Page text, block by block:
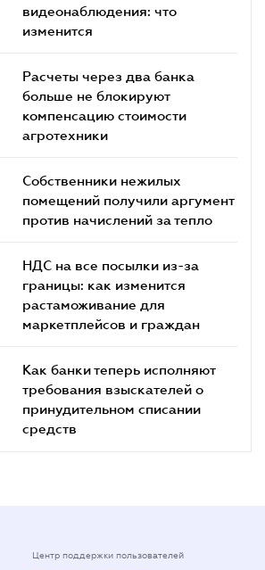
видеонаблюдения: что
изменится
Расчеты через два банка
больше не блокируют
компенсацию стоимости
агротехники
Собственники нежилых
помещений получили аргумент
против начислений за тепло
НДС на все посылки из-за
границы: как изменится
растаможивание для
маркетплейсов и граждан
Как банки теперь исполняют
требования взыскателей о
принудительном списании
средств
Центр поддержки пользователей